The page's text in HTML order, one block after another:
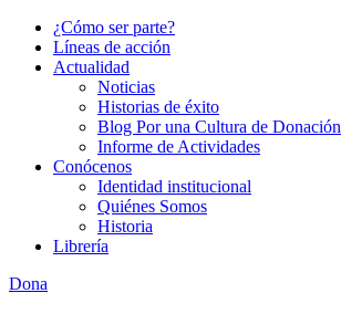
¿Cómo ser parte?
Líneas de acción
Actualidad
Noticias
Historias de éxito
Blog Por una Cultura de Donación
Informe de Actividades
Conócenos
Identidad institucional
Quiénes Somos
Historia
Librería
Dona